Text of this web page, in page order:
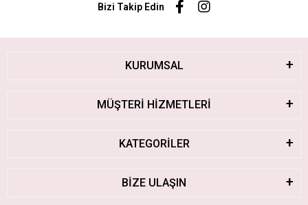
Bizi Takip Edin
KURUMSAL
MÜŞTERİ HİZMETLERİ
KATEGORİLER
BİZE ULAŞIN